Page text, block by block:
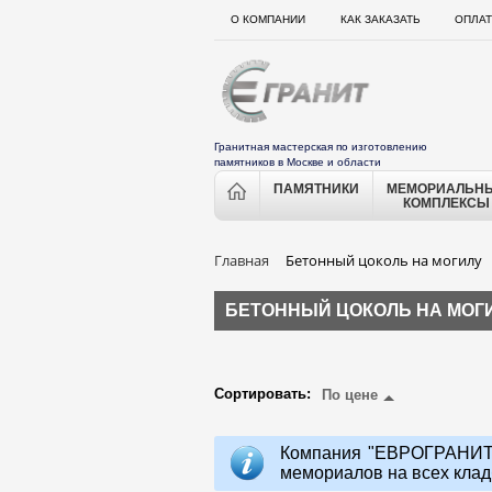
О КОМПАНИИ КАК ЗАКАЗАТЬ
Гранитная мастерская по изготовлению
памятников в Москве и области
ПАМЯТНИКИ
КОМПЛЕКСЫ
Главная Бетонный цоколь на могилу
БЕТОННЫЙ ЦОКОЛЬ НА
Сортировать: По цене
Компания
мемориалов на всех